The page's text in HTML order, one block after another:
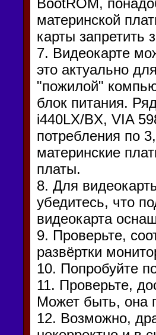
материнской
карты запретить
7. Видеокарте
это актуально
"пожилой"
блок питания.
i440LX/BX, VIA
потребления по
материнские
платы.
8. Для
убедитесь, что
видеокарта
9. Проверьте,
развёртки
10. Попробуйте
11. Проверьте,
Может быть, она
12. Возможно,